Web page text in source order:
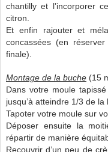
chantilly et l’incorporer
citron.
Et enfin rajouter et
concassées (en
finale).
Montage de la buche (15
Dans votre moule
jusqu’à atteindre 1/3 de la
Tapoter votre moule sur
Déposer ensuite la
répartir de manière
Recouvrir d’un peu de